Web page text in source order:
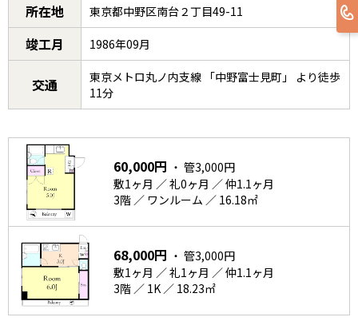
所在地 東京都中野区南台２丁目49-11
竣工月 1986年09月
交通
東京メトロ丸ノ内支線 「中野富士見町」 より徒歩
11分
60,000円 ・ 管3,000円
敷1ヶ月 ／ 礼0ヶ月 ／ 仲1.1ヶ月
3階 ／ ワンルーム ／ 16.18㎡
68,000円 ・ 管3,000円
敷1ヶ月 ／ 礼1ヶ月 ／ 仲1.1ヶ月
3階 ／ 1K ／ 18.23㎡